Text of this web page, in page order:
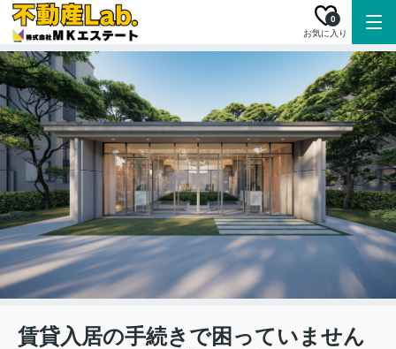
お気に入り
0
賃貸入居の手続きで困っていません